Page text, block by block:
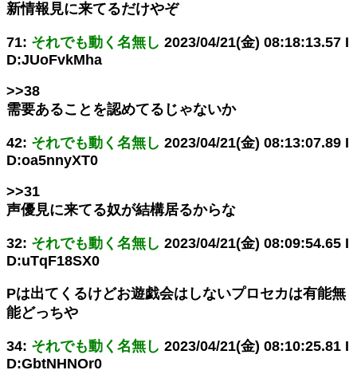
新情報見に来てるだけやぞ
71: それでも動く名無し 2023/04/21(金) 08:18:13.57 I
D:JUoFvkMha
>>38
需要あることを認めてるじゃないか
42: それでも動く名無し 2023/04/21(金) 08:13:07.89 I
D:oa5nnyXT0
>>31
声優見に来てる奴が結構居るからな
32: それでも動く名無し 2023/04/21(金) 08:09:54.65 I
D:uTqF18SX0
Pは出てくるけどお遊戯会はしないプロセカは有能無
能どっちや
34: それでも動く名無し 2023/04/21(金) 08:10:25.81 I
D:GbtNHNOr0